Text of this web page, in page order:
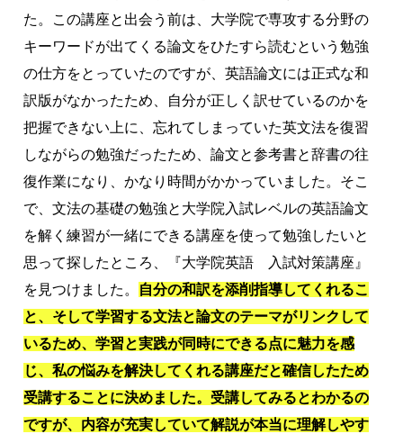
た。この講座と出会う前は、大学院で専攻する分野の
キーワードが出てくる論文をひたすら読むという勉強
の仕方をとっていたのですが、英語論文には正式な和
訳版がなかったため、自分が正しく訳せているのかを
把握できない上に、忘れてしまっていた英文法を復習
しながらの勉強だったため、論文と参考書と辞書の往
復作業になり、かなり時間がかかっていました。そこ
で、文法の基礎の勉強と大学院入試レベルの英語論文
を解く練習が一緒にできる講座を使って勉強したいと
思って探したところ、『大学院英語 入試対策講座』
を見つけました。
自分の和訳を添削指導してくれるこ
と、そして学習する文法と論文のテーマがリンクして
いるため、学習と実践が同時にできる点に魅力を感
じ、私の悩みを解決してくれる講座だと確信したため
受講することに決めました。受講してみるとわかるの
ですが、内容が充実していて解説が本当に理解しやす